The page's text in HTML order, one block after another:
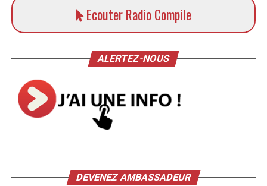
Ecouter Radio Compile
ALERTEZ-NOUS
DEVENEZ AMBASSADEUR